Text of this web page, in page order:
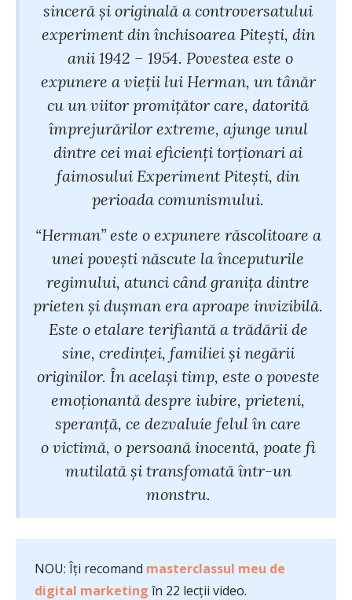
sinceră și originală a controversatului
experiment din închisoarea Pitești, din
anii 1942 – 1954. Povestea este o
expunere a vieții lui Herman, un tânăr
cu un viitor promițător care, datorită
împrejurărilor extreme, ajunge unul
dintre cei mai eficienți torționari ai
faimosului Experiment Pitești, din
perioada comunismului.
“Herman” este o expunere răscolitoare a
unei povești născute la începuturile
regimului, atunci când granița dintre
prieten și dușman era aproape invizibilă.
Este o etalare terifiantă a trădării de
sine, credinței, familiei și negării
originilor. În același timp, este o poveste
emoționantă despre iubire, prieteni,
speranță, ce dezvaluie felul în care
o victimă, o persoană inocentă, poate fi
mutilată și transfomată într-un
monstru.
NOU: Îți recomand masterclassul meu de
digital marketing în 22 lecții video.